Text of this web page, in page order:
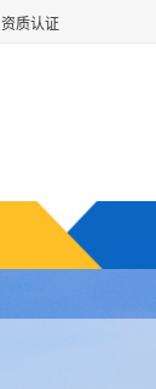
资质认证